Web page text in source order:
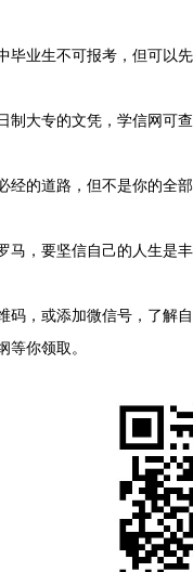
业生不可报考，但可以先
大专的文凭，学信网可查
的道路，但不是你的全部
，要坚信自己的人生是丰
，或添加微信号，了解自
等你领取。